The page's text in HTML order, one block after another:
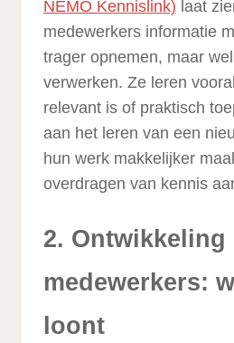
NEMO Kennislink) laat
medewerkers informatie
trager opnemen, maar
verwerken. Ze leren
relevant is of praktisch
aan het leren van een
hun werk makkelijker
overdragen van kennis
2. Ontwikkeling
medewerkers:
loont